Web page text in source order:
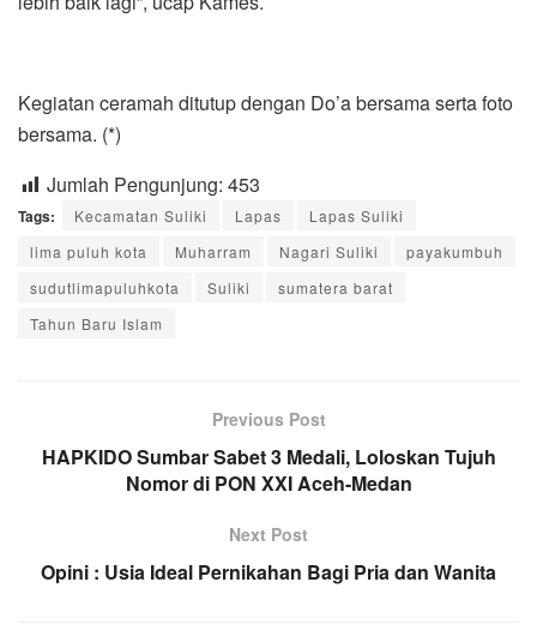
Kegiatan ceramah ditutup dengan Do’a bersama serta foto
bersama. (*)
Jumlah Pengunjung: 453
Tags: Kecamatan Suliki Lapas
Lapas Suliki
lima puluh kota
Muharram Nagari Suliki
payakumbuh
sudutlimapuluhkota
Suliki
sumatera barat
Tahun Baru Islam
Previous Post
HAPKIDO Sumbar Sabet 3 Medali, Loloskan Tujuh
Nomor di PON XXI Aceh-Medan
Next Post
Opini : Usia Ideal Pernikahan Bagi Pria dan Wanita